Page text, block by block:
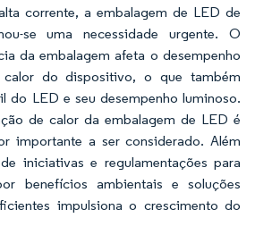
corrente, a embalagem de LED de
se uma necessidade urgente. O
da embalagem afeta o desempenho
do dispositivo, o que também
do LED e seu desempenho luminoso.
de calor da embalagem de LED é
importante a ser considerado. Além
iniciativas e regulamentações para
benefícios ambientais e soluções
impulsiona o crescimento do